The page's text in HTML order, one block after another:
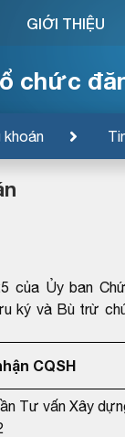
chức
khoán
GIỚI THIỆU
của Ủy ban
ký và Bù trừ
CQSH
Tư vấn Xây